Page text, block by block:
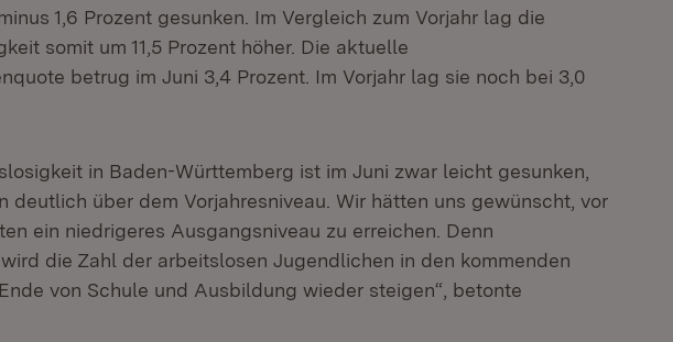
1,6 Prozent gesunken. Im Vergleich zum Vorjahr lag die
somit um 11,5 Prozent höher. Die aktuelle
betrug im Juni 3,4 Prozent. Im Vorjahr lag sie noch bei 3,0
in Baden-Württemberg ist im Juni zwar leicht gesunken,
deutlich über dem Vorjahresniveau. Wir hätten uns gewünscht, vor
ein niedrigeres Ausgangsniveau zu erreichen. Denn
die Zahl der arbeitslosen Jugendlichen in den kommenden
von Schule und Ausbildung wieder steigen“, betonte